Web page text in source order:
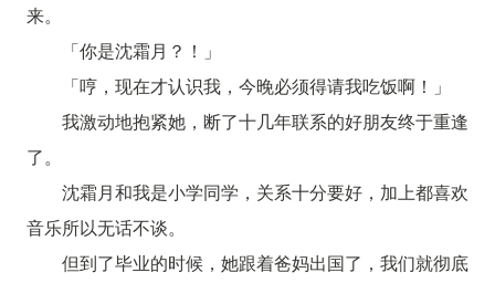
来。
「你是沈霜月？！」
「哼，现在才认识我，今晚必须得请我吃饭啊！」
我激动地抱紧她，断了十几年联系的好朋友终于重逢
了。
沈霜月和我是小学同学，关系十分要好，加上都喜欢
音乐所以无话不谈。
但到了毕业的时候，她跟着爸妈出国了，我们就彻底